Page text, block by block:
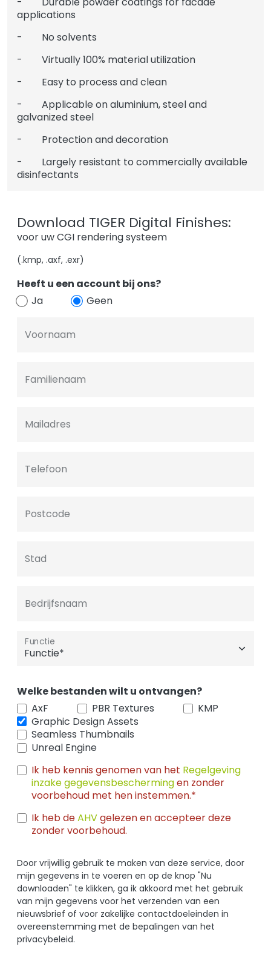
applications
- No solvents
- Virtually 100% material utilization
- Easy to process and clean
- Applicable on aluminium, steel and
galvanized steel
- Protection and decoration
- Largely resistant to commercially available
disinfectants
Download TIGER Digital Finishes:
voor uw CGI rendering systeem
(.kmp, .axf, .exr)
Heeft u een account bij ons?
Ja
Geen
Voornaam
Familienaam
Mailadres
Telefoon
Postcode
Stad
Bedrijfsnaam
Functie
Welke bestanden wilt u ontvangen?
AxF
PBR Textures
KMP
Graphic Design Assets
Seamless Thumbnails
Unreal Engine
Ik heb kennis genomen van het Regelgeving
inzake gegevensbeschermingen zonder
voorbehoud met hen instemmen.*
Ik heb deAHVgelezen en accepteer deze
zonder voorbehoud.
Door vrijwillig gebruik te maken van deze service, door
mijn gegevens in te voeren en op de knop "Nu
downloaden" te klikken, ga ik akkoord met het gebruik
van mijn gegevens voor het verzenden van een
nieuwsbrief of voor zakelijke contactdoeleinden in
overeenstemming met de bepalingen van het
privacybeleid.